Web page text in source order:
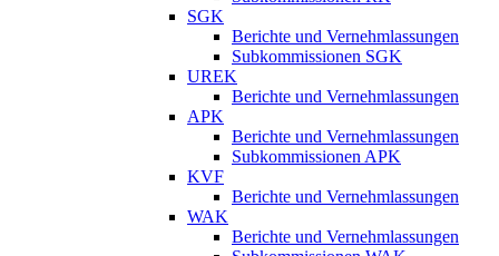
SGK
Berichte und Vernehmlassungen
Subkommissionen SGK
UREK
Berichte und Vernehmlassungen
APK
Berichte und Vernehmlassungen
Subkommissionen APK
KVF
Berichte und Vernehmlassungen
WAK
Berichte und Vernehmlassungen